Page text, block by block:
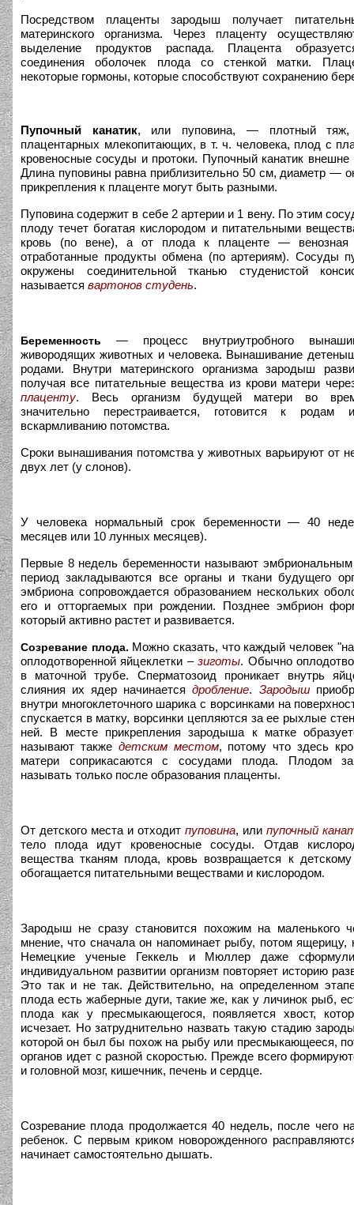
Посредством плаценты зародыш получает
материнского организма. Через плаценту
выделение продуктов распада. Плацента
соединения оболочек плода со стенкой матки.
некоторые гормоны, которые способствуют сохранению
Пупочный канатик, или пуповина, — плотный тяж,
плацентарных млекопитающих, в т. ч. человека, плод с
кровеносные сосуды и протоки. Пупочный канатик
Длина пуповины равна приблизительно 50 см, диаметр —
прикрепления к плаценте могут быть разными.
Пуповина содержит в себе 2 артерии и 1 вену. По этим
плоду течет богатая кислородом и питательными
кровь (по вене), а от плода к плаценте — венозная
отработанные продукты обмена (по артериям). Сосуды
окружены соединительной тканью студенистой
называется вартонов студень.
Беременность — процесс внутриутробного
живородящих животных и человека. Вынашивание
родами. Внутри материнского организма зародыш
получая все питательные вещества из крови матери
плаценту. Весь организм будущей матери во
значительно перестраивается, готовится к родам
вскармливанию потомства.
Сроки вынашивания потомства у животных варьируют от
двух лет (у слонов).
У человека нормальный срок беременности — 40
месяцев или 10 лунных месяцев).
Первые 8 недель беременности называют
период закладываются все органы и ткани будущего
эмбриона сопровождается образованием нескольких
его и отторгаемых при рождении. Позднее эмбрион
который активно растет и развивается.
Созревание плода. Можно сказать, что каждый человек
оплодотворенной яйцеклетки –зиготы. Обычно
в маточной трубе. Сперматозоид проникает внутрь
слияния их ядер начинаетсядробление. Зародыш
внутри многоклеточного шарика с ворсинками на
спускается в матку, ворсинки цепляются за ее рыхлые
ней. В месте прикрепления зародыша к матке
называют также детским местом, потому что здесь
матери соприкасаются с сосудами плода. Плодом
называть только после образования плаценты.
От детского места и отходит пуповина, или пупочный
тело плода идут кровеносные сосуды. Отдав
вещества тканям плода, кровь возвращается к
обогащается питательными веществами и кислородом.
Зародыш не сразу становится похожим на маленького
мнение, что сначала он напоминает рыбу, потом ящерицу,
Немецкие ученые Геккель и Мюллер даже
индивидуальном развитии организм повторяет историю
Это так и не так. Действительно, на определенном
плода есть жаберные дуги, такие же, как у личинок рыб,
плода как у пресмыкающегося, появляется хвост,
исчезает. Но затруднительно назвать такую стадию
которой он был бы похож на рыбу или пресмыкающееся,
органов идет с разной скоростью. Прежде всего
и головной мозг, кишечник, печень и сердце.
Созревание плода продолжается 40 недель, после чего
ребенок. С первым криком новорожденного
начинает самостоятельно дышать.